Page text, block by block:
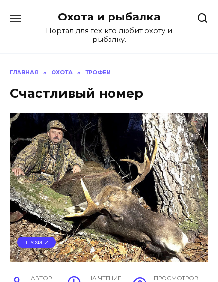
содержанию
Охота и рыбалка
Портал для тех кто любит охоту и
рыбалку.
ГЛАВНАЯ » ОХОТА » ТРОФЕИ
Счастливый номер
ТРОФЕИ
АВТОР НА ЧТЕНИЕ ПРОСМОТРОВ